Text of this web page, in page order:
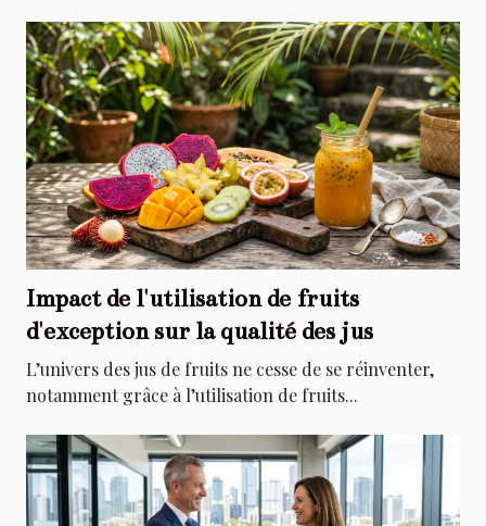
Impact de l'utilisation de fruits
d'exception sur la qualité des jus
L’univers des jus de fruits ne cesse de se réinventer,
notamment grâce à l’utilisation de fruits...